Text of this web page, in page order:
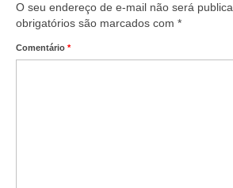
O seu endereço de e-mail não será
obrigatórios são marcados com *
Comentário *